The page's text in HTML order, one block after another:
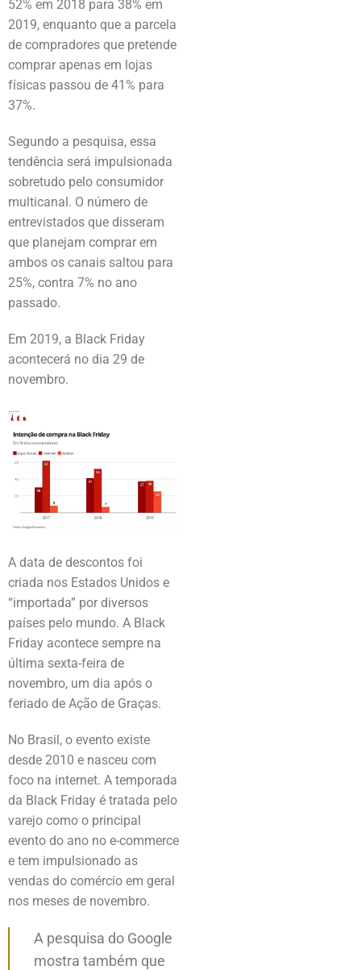
52% em 2018 para 38% em
2019, enquanto que a parcela
de compradores que pretende
comprar apenas em lojas
físicas passou de 41% para
37%.
Segundo a pesquisa, essa
tendência será impulsionada
sobretudo pelo consumidor
multicanal. O número de
entrevistados que disseram
que planejam comprar em
ambos os canais saltou para
25%, contra 7% no ano
passado.
Em 2019, a Black Friday
acontecerá no dia 29 de
novembro.
A data de descontos foi
criada nos Estados Unidos e
“importada” por diversos
países pelo mundo. A Black
Friday acontece sempre na
última sexta-feira de
novembro, um dia após o
feriado de Ação de Graças.
No Brasil, o evento existe
desde 2010 e nasceu com
foco na internet. A temporada
da Black Friday é tratada pelo
varejo como o principal
evento do ano no e-commerce
e tem impulsionado as
vendas do comércio em geral
nos meses de novembro.
A pesquisa do Google
mostra também que